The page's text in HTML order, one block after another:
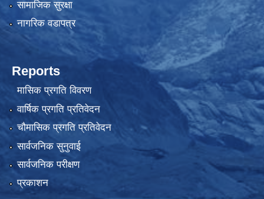
सामाजिक सुरक्षा
नागरिक वडापत्र
Reports
मासिक प्रगति विवरण
वार्षिक प्रगति प्रतिवेदन
चौमासिक प्रगति प्रतिवेदन
सार्वजनिक सुनुवाई
सार्वजनिक परीक्षण
प्रकाशन